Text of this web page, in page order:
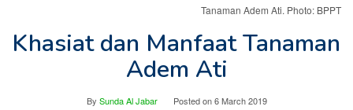
Tanaman Adem Ati. Photo: BPPT
Khasiat dan Manfaat Tanaman
Adem Ati
By Sunda Al Jabar Posted on6 March 2019